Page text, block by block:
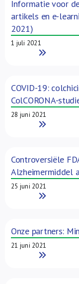
Informatie voor
artikels en e-
2021)
1 juli 2021
Read More
COVID-19:
ColCORONA-
28 juni 2021
Read More
Controversiële
Alzheimermiddel
25 juni 2021
Read More
Onze partners:
21 juni 2021
Read More